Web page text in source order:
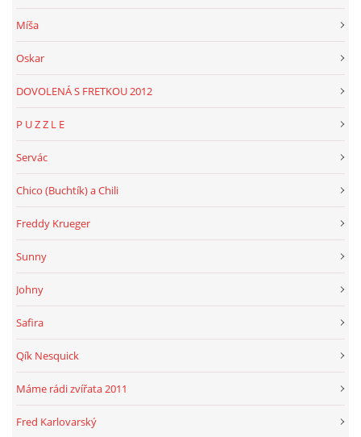
Míša
Oskar
DOVOLENÁ S FRETKOU 2012
P U Z Z L E
Servác
Chico (Buchtík) a Chili
Freddy Krueger
Sunny
Johny
Safira
Qík Nesquick
Máme rádi zvířata 2011
Fred Karlovarský